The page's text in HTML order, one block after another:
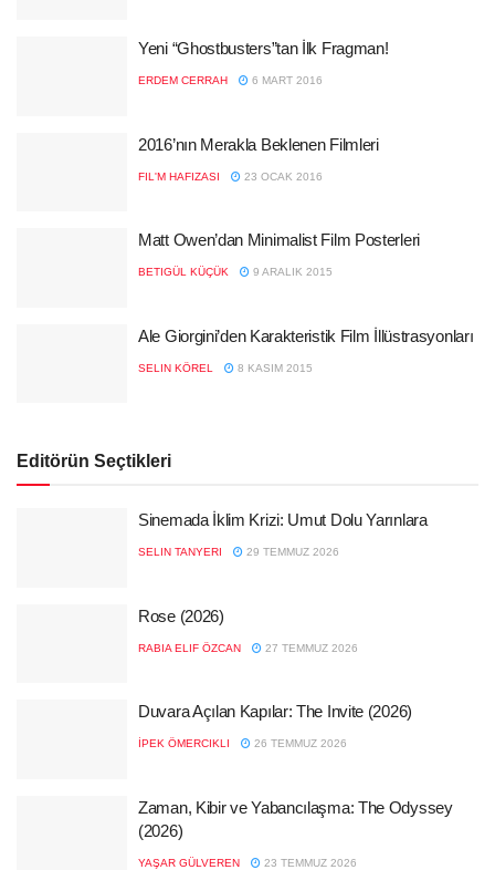
Yeni “Ghostbusters”tan İlk Fragman!
ERDEM CERRAH 6 MART 2016
2016’nın Merakla Beklenen Filmleri
FIL'M HAFIZASI 23 OCAK 2016
Matt Owen’dan Minimalist Film Posterleri
BETIGÜL KÜÇÜK 9 ARALIK 2015
Ale Giorgini’den Karakteristik Film İllüstrasyonları
SELIN KÖREL 8 KASIM 2015
Editörün Seçtikleri
Sinemada İklim Krizi: Umut Dolu Yarınlara
SELIN TANYERI 29 TEMMUZ 2026
Rose (2026)
RABIA ELIF ÖZCAN 27 TEMMUZ 2026
Duvara Açılan Kapılar: The Invite (2026)
İPEK ÖMERCIKLI 26 TEMMUZ 2026
Zaman, Kibir ve Yabancılaşma: The Odyssey
(2026)
YAŞAR GÜLVEREN 23 TEMMUZ 2026